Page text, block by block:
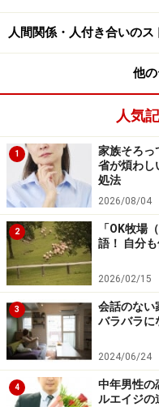
※記事内容は執筆時点のも
※当サイトにおける医師・
断・治療行為ではありませ
切な医療機関での受診をお
個人の見解によるものであ
のではありません。当サイ
かなる損害についても、当
情報提供者は一切の責任を
免責事項
人間関係・人付き合いのス
他
人気
1
家族そろっ
省が煩わ
処法
2026/08/04
2
「OK牧場
語！ 自分
2026/02/15
3
会話のない
バラバラに
2024/06/24
4
中年男性の
ルエイジの